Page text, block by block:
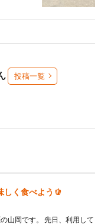
投稿一覧
しく食べよう🫑
山岡です。 先日、利用して